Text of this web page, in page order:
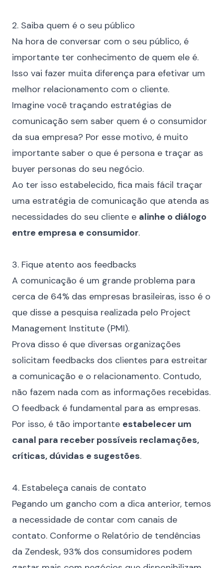
2. Saiba quem é o seu público
Na hora de conversar com o seu público, é
importante ter conhecimento de quem ele é.
Isso vai fazer muita diferença para efetivar um
melhor relacionamento com o cliente.
Imagine você traçando estratégias de
comunicação sem saber quem é o consumidor
da sua empresa? Por esse motivo, é muito
importante saber o que é persona e traçar as
buyer personas do seu negócio.
Ao ter isso estabelecido, fica mais fácil traçar
uma estratégia de comunicação que atenda as
necessidades do seu cliente e alinhe o diálogo
entre empresa e consumidor.
3. Fique atento aos feedbacks
A comunicação é um grande problema para
cerca de 64% das empresas brasileiras, isso é o
que disse a pesquisa realizada pelo Project
Management Institute (PMI).
Prova disso é que diversas organizações
solicitam feedbacks dos clientes para estreitar
a comunicação e o relacionamento. Contudo,
não fazem nada com as informações recebidas.
O feedback é fundamental para as empresas.
Por isso, é tão importante estabelecer um
canal para receber possíveis reclamações,
críticas, dúvidas e sugestões.
4. Estabeleça canais de contato
Pegando um gancho com a dica anterior, temos
a necessidade de contar com canais de
contato. Conforme o Relatório de tendências
da Zendesk, 93% dos consumidores podem